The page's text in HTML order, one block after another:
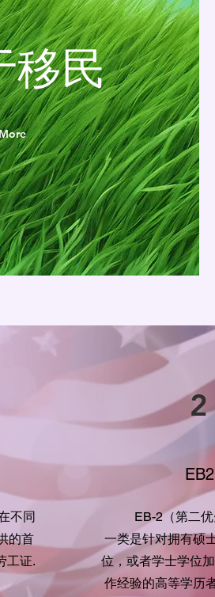
移民
不同
的首
工证.
2
EB2
EB-2（第二优
一类是针对拥有硕
位，或者学士学位
作经验的高等学历